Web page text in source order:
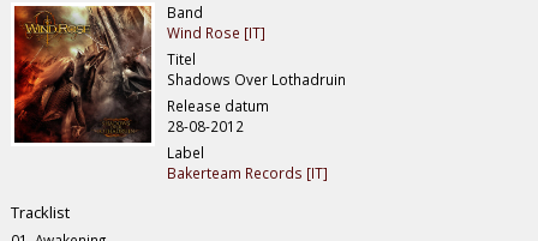
Band
Wind Rose [IT]
Titel
Shadows Over Lothadruin
Release datum
28-08-2012
Label
Bakerteam Records [IT]
Tracklist